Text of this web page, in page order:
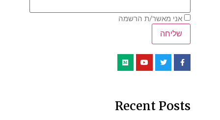
אני מאשר/ת הרשמה
Recent Posts